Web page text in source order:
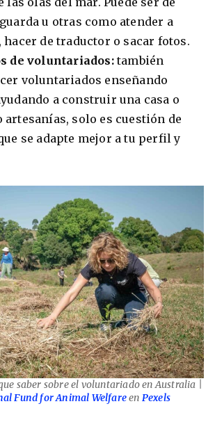
u otras como atender a
hacer de traductor o sacar fotos.
de voluntariados:también
voluntariados enseñando
a construir una casa o
artesanías, solo es cuestión de
se adapte mejor a tu perfil y
saber sobre el voluntariado en Australia |
Fund for Animal Welfareen Pexels